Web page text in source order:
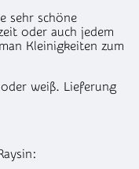
sehr schöne
oder auch jedem
Kleinigkeiten zum
weiß. Lieferung